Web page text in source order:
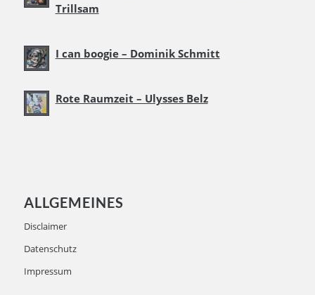
Trillsam
I can boogie – Dominik Schmitt
Rote Raumzeit – Ulysses Belz
ALLGEMEINES
Disclaimer
Datenschutz
Impressum